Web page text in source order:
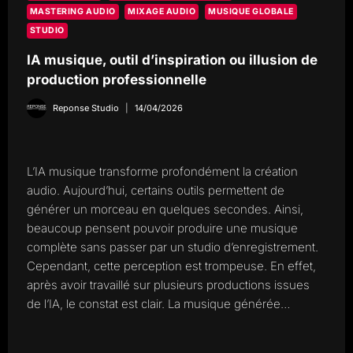
MASTERING AUDIO MIXAGE AUDIO
MUSIQUE GLOBALE
STUDIO
IA musique, outil d’inspiration ou illusion de
production professionnelle
Reponse Studio 14/04/2026
L’IA musique transforme profondément la création
audio. Aujourd’hui, certains outils permettent de
générer un morceau en quelques secondes. Ainsi,
beaucoup pensent pouvoir produire une musique
complète sans passer par un studio d’enregistrement.
Cependant, cette perception est trompeuse. En effet,
après avoir travaillé sur plusieurs productions issues
de l’IA, le constat est clair. La musique générée…